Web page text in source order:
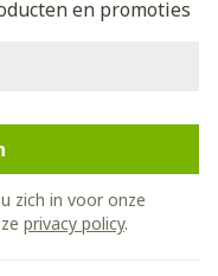
en promoties
zich in voor onze
privacy policy.